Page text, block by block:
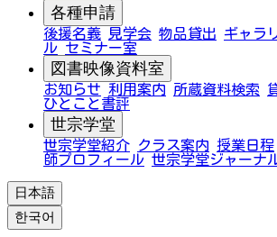
各種申請
後援名義 見学会 物品貸出 ギャラ
ル セミナー室
図書映像資料室
お知らせ 利用案内 所蔵資料検索
ひとこと書評
世宗学堂
世宗学堂紹介 クラス案内 授業日程
師プロフィール 世宗学堂ジャーナ
日本語
한국어